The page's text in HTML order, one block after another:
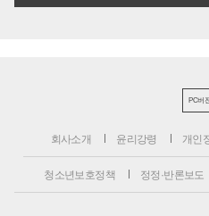
PC버
회사소개 윤리강령 개인
청소년보호정책 정정·반론보도